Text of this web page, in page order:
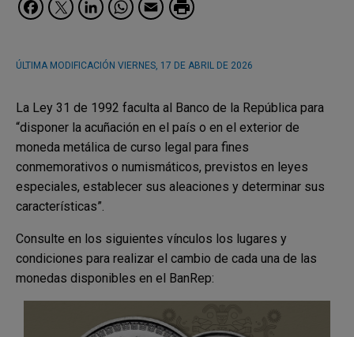
ÚLTIMA MODIFICACIÓN VIERNES, 17 DE ABRIL DE 2026
La Ley 31 de 1992 faculta al Banco de la República para
“disponer la acuñación en el país o en el exterior de
moneda metálica de curso legal para fines
conmemorativos o numismáticos, previstos en leyes
especiales, establecer sus aleaciones y determinar sus
características”.
Consulte en los siguientes vínculos los lugares y
condiciones para realizar el cambio de cada una de las
monedas disponibles en el BanRep: